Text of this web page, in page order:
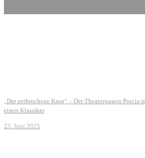
„Der zerbrochene Krug“ – Der Theaterwagen Porcia
einen Klassiker
23. Juni 2025